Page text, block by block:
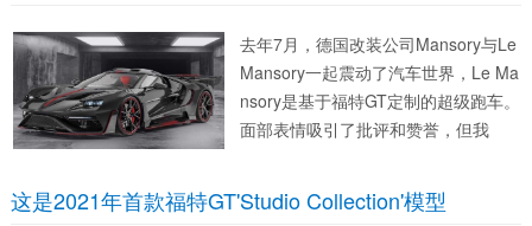
去年7月，德国改装公司Mansory与Le
Mansory一起震动了汽车世界，Le Ma
nsory是基于福特GT定制的超级跑车。
面部表情吸引了批评和赞誉，但我
这是2021年首款福特GT'Studio Collection'模型